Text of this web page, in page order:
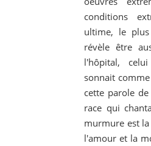
conditions
ultime, le
révèle être
l'hôpital,
sonnait
cette parole
race qui
murmure est
l'amour et la